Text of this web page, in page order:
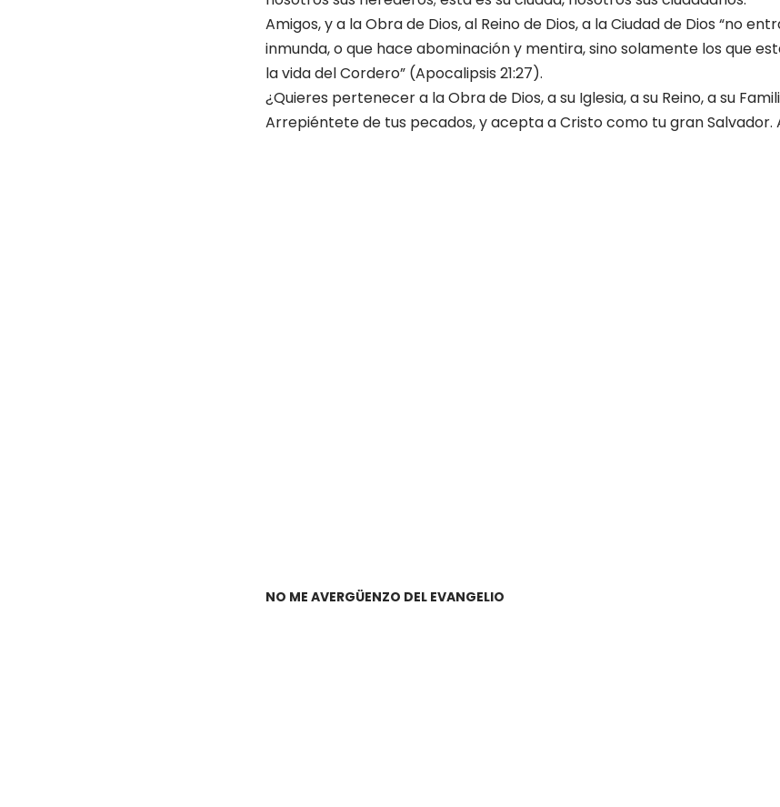
Amigos, y a la Obra de Dios, al Reino de Dios, a la Ciudad de Dios “no
inmunda, o que hace abominación y mentira, sino solamente los que
la vida del Cordero” (Apocalipsis 21:27).
¿Quieres pertenecer a la Obra de Dios, a su Iglesia, a su Reino, a su
Arrepiéntete de tus pecados, y acepta a Cristo como tu gran Salvador.
NO ME AVERGÜENZO DEL EVANGELIO